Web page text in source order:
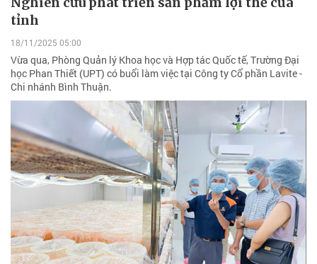
tỉnh
18/11/2025 05:00
Vừa qua, Phòng Quản lý Khoa học và Hợp tác Quốc tế, Trường Đại
học Phan Thiết (UPT) có buổi làm việc tại Công ty Cổ phần Lavite -
Chi nhánh Bình Thuận.